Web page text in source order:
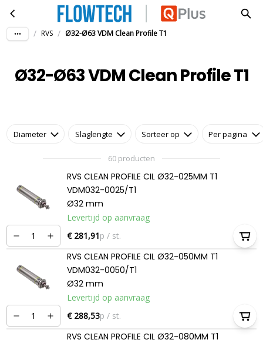
Ga naar hoofdinhoudØ32-Ø63 VDM Clean Profile T1
/ RVS / Ø32-Ø63 VDM Clean Profile T1
Ø32-Ø63 VDM Clean Profile T1
Diameter Slaglengte Sorteer op Per pagina
60 producten
RVS CLEAN PROFILE CIL Ø32-025MM T1
VDM032-0025/T1
Ø32 mm
Levertijd op aanvraag
€ 281,91p / st.
RVS CLEAN PROFILE CIL Ø32-050MM T1
VDM032-0050/T1
Ø32 mm
Levertijd op aanvraag
€ 288,53p / st.
RVS CLEAN PROFILE CIL Ø32-080MM T1